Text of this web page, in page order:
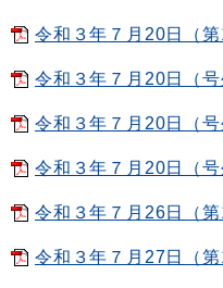
令和３年７月20日（
令和３年７月20日（
令和３年７月20日（
令和３年７月20日（
令和３年７月26日（
令和３年７月27日（